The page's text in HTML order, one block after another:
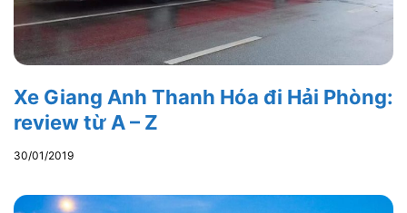
Xe Giang Anh Thanh Hóa đi Hải Phòng:
review từ A – Z
30/01/2019